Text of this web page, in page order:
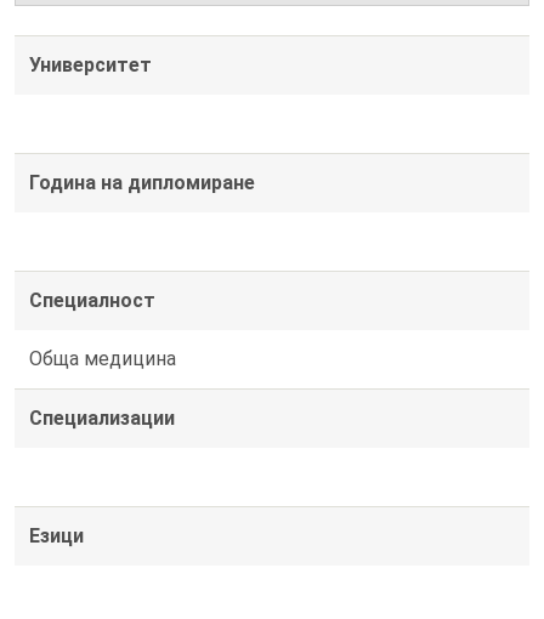
Университет
Година на дипломиране
Специалност
Обща медицина
Специализации
Езици